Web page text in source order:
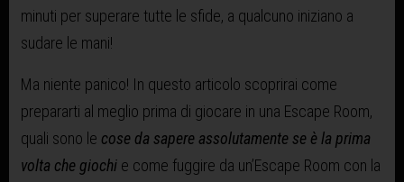
minuti per superare tutte le sfide, a qualcuno iniziano a
sudare le mani!
Ma niente panico! In questo articolo scoprirai come
prepararti al meglio prima di giocare in una Escape Room,
quali sono le cose da sapere assolutamente se è la prima
volta che giochie come fuggire da un’Escape Room con la